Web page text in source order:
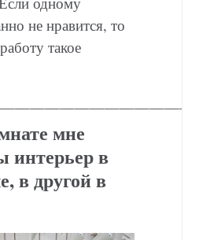
не нравится, то
такое
мне
интерьер в
в другой в